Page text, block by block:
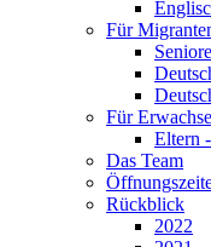
Für
Für
Eltern
Das Team
Rückblick
2022